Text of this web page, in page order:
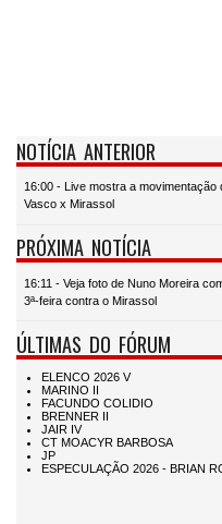
NOTÍCIA ANTERIOR
16:00 - Live mostra a
Vasco x Mirassol
PRÓXIMA NOTÍCIA
16:11 - Veja foto de Nuno Moreira
3ª-feira contra o Mirassol
ÚLTIMAS DO FÓRUM